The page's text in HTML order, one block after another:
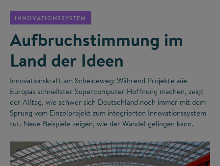
INNOVATIONSSYSTEM
Aufbruchstimmung im
Land der Ideen
Innovationskraft am Scheideweg: Während Projekte wie
Europas schnellster Supercomputer Hoffnung machen, zeigt
der Alltag, wie schwer sich Deutschland noch immer mit dem
Sprung vom Einzelprojekt zum integrierten Innovationssystem
tut. Neue Beispiele zeigen, wie der Wandel gelingen kann.